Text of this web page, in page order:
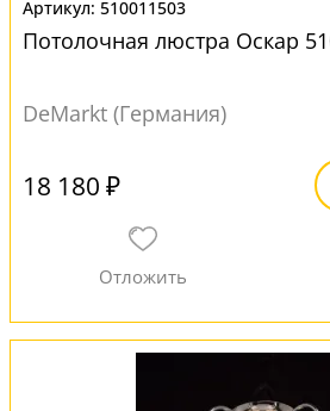
510011503
Потолочная люстра Оскар
DeMarkt (Германия)
18 180 ₽